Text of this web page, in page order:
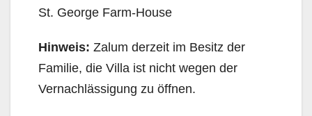
St. George Farm-House
Hinweis: Zalum derzeit im Besitz der
Familie, die Villa ist nicht wegen der
Vernachlässigung zu öffnen.